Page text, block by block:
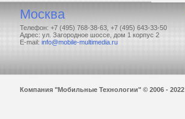
Москва
Телефон: +7 (495) 768-38-63, +7 (495) 643-33-50
Адрес: ул. Загородное шоссе, дом 1 корпус 2
E-mail: info@mobile-multimedia.ru
Компания "Мобильные Технологии" © 2006 - 2022